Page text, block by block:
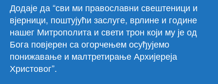
Додаје да “сви ми православни свештеници и
вјерници, поштујући заслуге, врлине и године
нашег Митрополита и свети трон који му је од
Бога повјерен са огорчењем осуђујемо
понижавање и малтретирање Архијереја
Христовог”.